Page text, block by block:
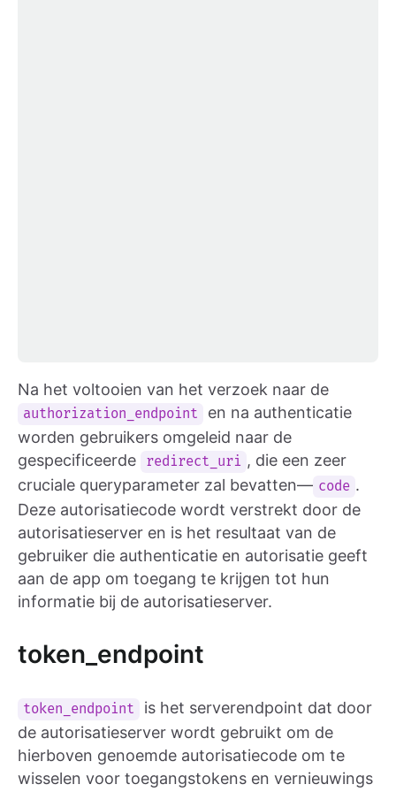
Na het voltooien van het verzoek naar de
authorization_endpoint
en na authenticatie
worden gebruikers omgeleid naar de
gespecificeerde
redirect_uri , die een zeer
cruciale queryparameter zal bevatten— code .
Deze autorisatiecode wordt verstrekt door de
autorisatieserver en is het resultaat van de
gebruiker die authenticatie en autorisatie geeft
aan de app om toegang te krijgen tot hun
informatie bij de autorisatieserver.
token_endpoint
token_endpoint
is het serverendpoint dat door
de autorisatieserver wordt gebruikt om de
hierboven genoemde autorisatiecode om te
wisselen voor toegangstokens en vernieuwings